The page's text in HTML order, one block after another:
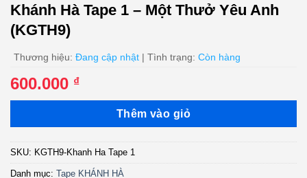
Khánh Hà Tape 1 – Một Thưở Yêu Anh
(KGTH9)
Thương hiệu: Đang cập nhật | Tình trạng: Còn hàng
600.000 ₫
Thêm vào giỏ
SKU: KGTH9-Khanh Ha Tape 1
Danh mục: Tape KHÁNH HÀ